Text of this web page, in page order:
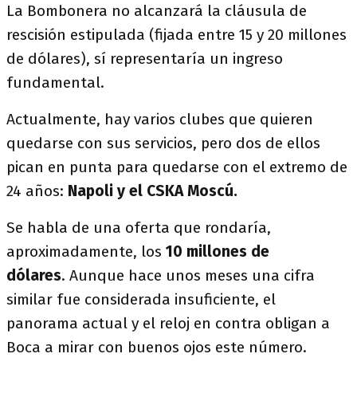
La Bombonera no alcanzará la cláusula de
rescisión estipulada (fijada entre 15 y 20 millones
de dólares), sí representaría un ingreso
fundamental.
Actualmente, hay varios clubes que quieren
quedarse con sus servicios, pero dos de ellos
pican en punta para quedarse con el extremo de
24 años: Napoli y el CSKA Moscú.
Se habla de una oferta que rondaría,
aproximadamente, los 10 millones de
dólares. Aunque hace unos meses una cifra
similar fue considerada insuficiente, el
panorama actual y el reloj en contra obligan a
Boca a mirar con buenos ojos este número.